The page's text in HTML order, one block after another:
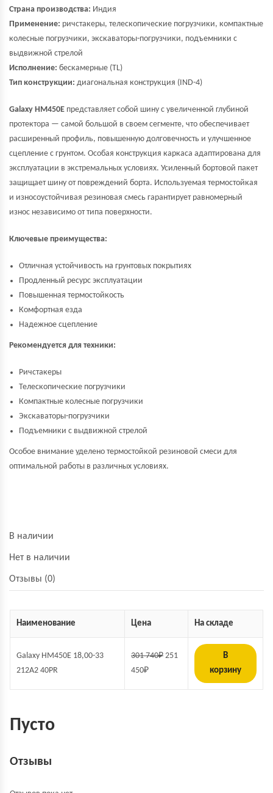
Страна производства: Индия
Применение: ричстакеры, телескопические погрузчики, компактные
колесные погрузчики, экскаваторы-погрузчики, подъемники с
выдвижной стрелой
Исполнение: бескамерные (TL)
Тип конструкции: диагональная конструкция (IND-4)
Galaxy HM450E представляет собой шину с увеличенной глубиной
протектора — самой большой в своем сегменте, что обеспечивает
расширенный профиль, повышенную долговечность и улучшенное
сцепление с грунтом. Особая конструкция каркаса адаптирована для
эксплуатации в экстремальных условиях. Усиленный бортовой пакет
защищает шину от повреждений борта. Используемая термостойкая
и износоустойчивая резиновая смесь гарантирует равномерный
износ независимо от типа поверхности.
Ключевые преимущества:
Отличная устойчивость на грунтовых покрытиях
Продленный ресурс эксплуатации
Повышенная термостойкость
Комфортная езда
Надежное сцепление
Рекомендуется для техники:
Ричстакеры
Телескопические погрузчики
Компактные колесные погрузчики
Экскаваторы-погрузчики
Подъемники с выдвижной стрелой
Особое внимание уделено термостойкой резиновой смеси для
оптимальной работы в различных условиях.
В наличии
Нет в наличии
Отзывы (0)
Наименование Цена На складе
Galaxy HM450E 18,00-33
212A2 40PR
301 740₽ 251
450₽
В
корзину
Пусто
Отзывы